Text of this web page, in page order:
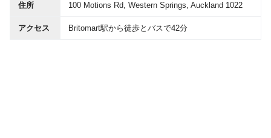
住所 100 Motions Rd, Western Springs, Auckland 1022
アクセス Britomart駅から徒歩とバスで42分